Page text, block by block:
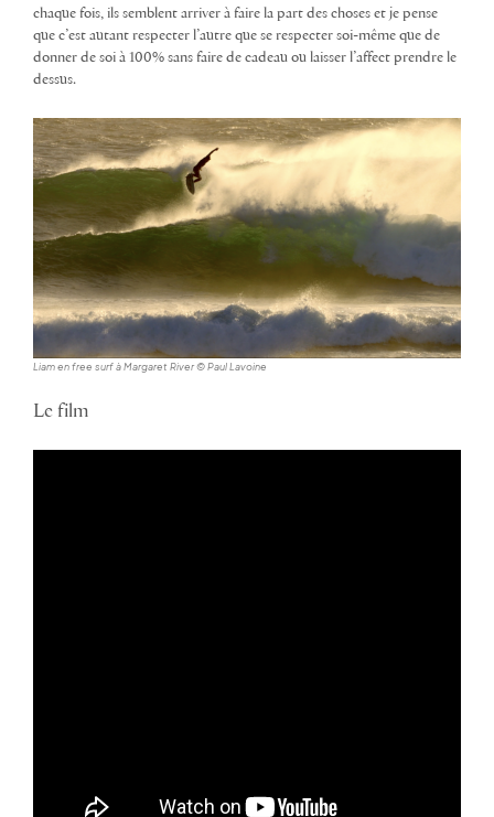
chaque fois, ils semblent arriver à faire la part des choses et je pense
que c’est autant respecter l’autre que se respecter soi-même que de
donner de soi à 100% sans faire de cadeau ou laisser l’affect prendre le
dessus.
Liam en free surf à Margaret River © Paul Lavoine
Le film